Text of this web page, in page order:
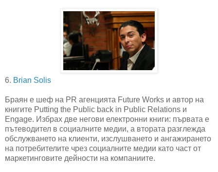
6. Brian Solis
Браян е шеф на PR агенцията Future Works и автор на
книгите Putting the Public back in Public Relations и
Engage. Избрах две негови електронни книги: първата е
пътеводител в социалните медии, а втората разглежда
обслужването на клиенти, изслушването и ангажирането
на потребителите чрез социалните медии като част от
маркетинговите дейности на компаниите.